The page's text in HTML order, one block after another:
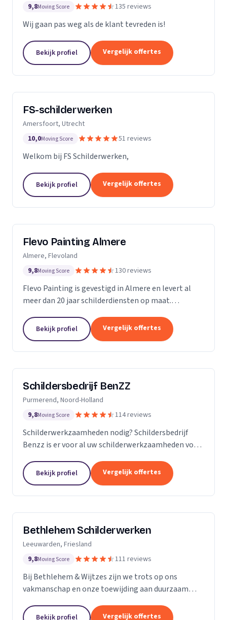
9,8Moving Score 135 reviews
Wij gaan pas weg als de klant tevreden is!
Bekijk profiel Vergelijk offertes
FS-schilderwerken
Amersfoort, Utrecht
10,0Moving Score 51 reviews
Welkom bij FS Schilderwerken,
Bekijk profiel Vergelijk offertes
Flevo Painting Almere
Almere, Flevoland
9,8Moving Score 130 reviews
Flevo Painting is gevestigd in Almere en levert al
meer dan 20 jaar schilderdiensten op maat.
provincie Flevoland, het Gooi, Amsterdam en
omstreken...
Bekijk profiel Vergelijk offertes
Schildersbedrijf BenZZ
Purmerend, Noord-Holland
9,8Moving Score 114 reviews
Schilderwerkzaamheden nodig? Schildersbedrijf
Benzz is er voor al uw schilderwerkzaamheden voor
Bekijk profiel Vergelijk offertes
Bethlehem Schilderwerken
Leeuwarden, Friesland
9,8Moving Score 111 reviews
Bij Bethlehem & Wijtzes zijn we trots op ons
vakmanschap en onze toewijding aan duurzaam
professionals, is voortdurend in ontwikkeling en
Bekijk profiel Vergelijk offertes